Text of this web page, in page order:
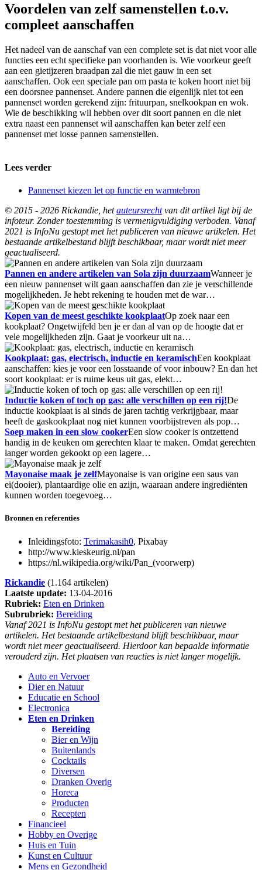
Voordelen van zelf samenstellen t.o.v.
compleet aanschaffen
Het nadeel van de aanschaf van een complete set is dat niet voor alle
functies een echt specifieke pan voorhanden is. Wie voorkeur geeft
aan een gietijzeren braadpan zal die niet gauw in een set
aanschaffen. Ook een speciale pan om pasta te koken hoort niet bij
een doorsnee pannenset. Andere pannen die eigenlijk niet tot een
pannenset worden gerekend zijn: frituurpan, snelkookpan en wok.
Wie de beschikking wil hebben over dit soort pannen en die niet
extra naast een pannenset wil aanschaffen kan beter zelf een
pannenset met losse pannen samenstellen.
Lees verder
Pannenset kiezen let op functie en warmtebron
© 2015 - 2026 Rickandie, hetauteursrechtvan dit artikel ligt bij de
infoteur. Zonder toestemming is vermenigvuldiging verboden. Vanaf
2021 is InfoNu gestopt met het publiceren van nieuwe artikelen. Het
bestaande artikelbestand blijft beschikbaar, maar wordt niet meer
geactualiseerd.
Pannen en andere artikelen van Sola zijn duurzaamWanneer je
een nieuw pannenset wilt gaan aanschaffen dan zie je verschillende
mogelijkheden. Je hebt rekening te houden met de war…
Kopen van de meest geschikte kookplaatOp zoek naar een
kookplaat? Ongetwijfeld ben je er dan al van op de hoogte dat er
vele mogelijkheden zijn. Gaat je voorkeur uit na…
Kookplaat: gas, electrisch, inductie en keramischEen kookplaat
aanschaffen: kies je voor een losstaande of voor inbouw? En dan het
soort kookplaat: er is ruime keus uit gas, elekt…
Inductie koken of toch op gas: alle verschillen op een rij!De
inductie kookplaat is al sinds de jaren tachtig verkrijgbaar, maar
heeft de gaskookplaat nog niet kunnen voorbijstreven als pop…
Soep maken in een slow cookerEen slow cooker is ontzettend
handig in de keuken om gerechten klaar te maken. Omdat gerechten
langer worden gekookt op een lagere…
Mayonaise maak je zelfMayonaise is van origine een saus van
ei(dooier), plantaardige olie en azijn, waaraan andere ingrediënten
kunnen worden toegevoeg…
Bronnen en referenties
Inleidingsfoto: Terimakasih0, Pixabay
http://www.kieskeurig.nl/pan
https://nl.wikipedia.org/wiki/Pan_(voorwerp)
Rickandie (1.164 artikelen)
Laatste update: 13-04-2016
Rubriek: Eten en Drinken
Subrubriek: Bereiding
Vanaf 2021 is InfoNu gestopt met het publiceren van nieuwe
artikelen. Het bestaande artikelbestand blijft beschikbaar, maar
wordt niet meer geactualiseerd. Hierdoor kan bepaalde informatie
verouderd zijn. Het plaatsen van reacties is niet langer mogelijk.
Auto en Vervoer
Dier en Natuur
Educatie en School
Electronica
Eten en Drinken
Bereiding
Bier en Wijn
Buitenlands
Cocktails
Diversen
Dranken Overig
Horeca
Producten
Recepten
Financieel
Hobby en Overige
Huis en Tuin
Kunst en Cultuur
Mens en Gezondheid